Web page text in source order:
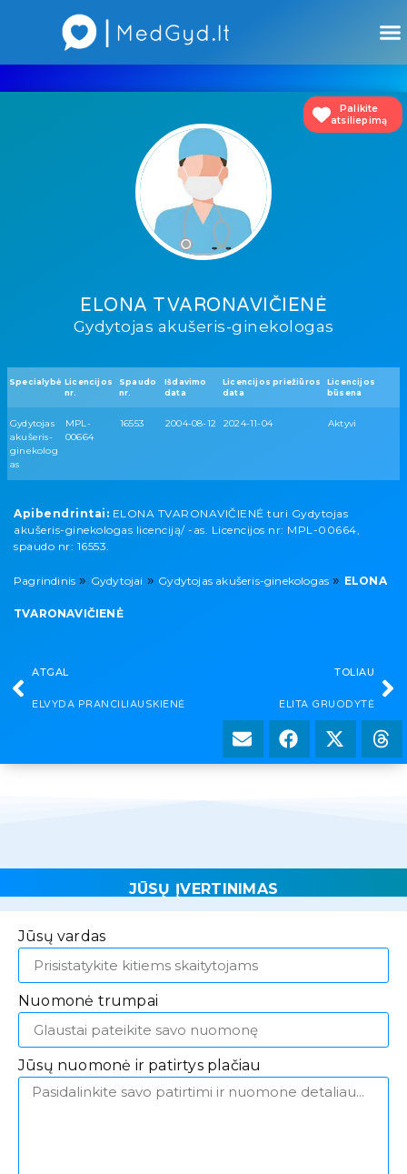
Palikite
atsiliepimą
ELONA TVARONAVIČIENĖ
Gydytojas akušeris-ginekologas
Specialybė Licencijos
nr.
Spaudo
nr.
Išdavimo
data
Licencijos priežiūros
data
Licencijos
būsena
Gydytojas
akušeris-
ginekolog
as
MPL-
00664
16553 2004-08-12 2024-11-04 Aktyvi
Apibendrintai: ELONA TVARONAVIČIENĖ turi Gydytojas
akušeris-ginekologas licenciją/ -as. Licencijos nr: MPL-00664,
spaudo nr: 16553.
Pagrindinis » Gydytojai » Gydytojas akušeris-ginekologas » ELONA
TVARONAVIČIENĖ
ATGAL
ELVYDA PRANCILIAUSKIENĖ
TOLIAU
ELITA GRUODYTĖ
JŪSŲ ĮVERTINIMAS
Jūsų vardas
Nuomonė trumpai
Jūsų nuomonė ir patirtys plačiau